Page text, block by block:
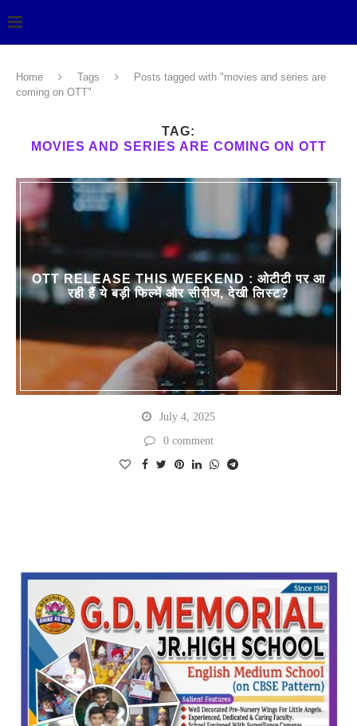
Home Tags
Posts tagged with "movies and series are
coming on OTT"
TAG:
MOVIES AND SERIES ARE COMING ON OTT
OTT RELEASE THIS WEEKEND : ओटीटी पर आ
रही हैं ये बड़ी फिल्में और सीरीज, देखी लिस्ट?
July 4, 2025
0 comment